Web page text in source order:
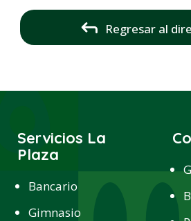
Regresar al
Servicios La
Plaza
Bancario
Gimnasio